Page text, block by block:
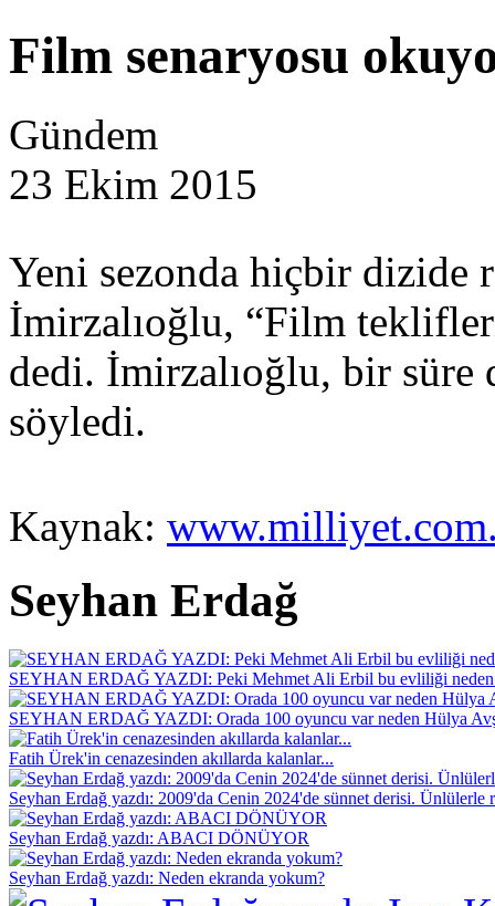
Film senaryosu
Gündem
23 Ekim 2015
Yeni sezonda hiçbir dizide
İmirzalıoğlu, “Film
dedi. İmirzalıoğlu, bir süre
söyledi.
Kaynak:
Seyhan Erdağ
SEYHAN ERDAĞ YAZDI: Peki Mehmet Ali Erbil bu evliliği neden
SEYHAN ERDAĞ YAZDI: Orada 100 oyuncu var neden Hülya
Fatih Ürek'in cenazesinden akıllarda kalanlar...
Seyhan Erdağ yazdı: 2009'da Cenin 2024'de sünnet derisi.
Seyhan Erdağ yazdı: ABACI DÖNÜYOR
Seyhan Erdağ yazdı: Neden ekranda yokum?